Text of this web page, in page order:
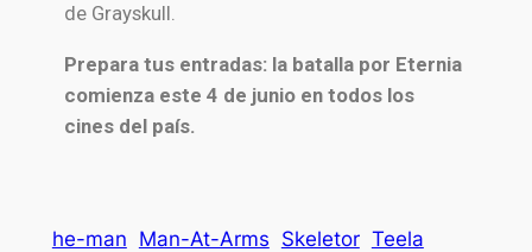
de Grayskull.
Prepara tus entradas: la batalla por Eternia
comienza este 4 de junio en todos los
cines del país.
he-man Man-At-Arms Skeletor Teela